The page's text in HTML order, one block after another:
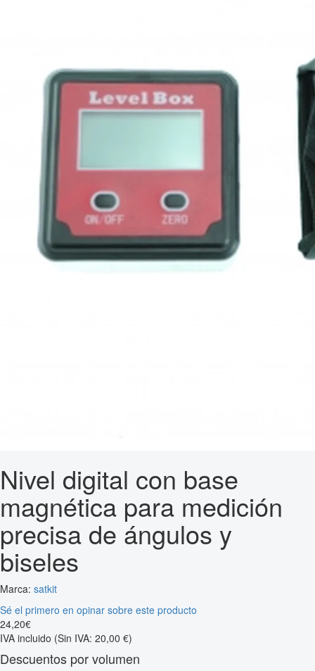
Nivel digital con base
magnética para medición
precisa de ángulos y
biseles
Marca: satkit
Sé el primero en opinar sobre este producto
24,20€
IVA incluido (Sin IVA: 20,00 €)
Descuentos por volumen